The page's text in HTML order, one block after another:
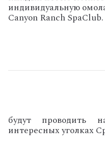
индивидуальную
Canyon Ranch SpaClub.
будут
интересных уголках